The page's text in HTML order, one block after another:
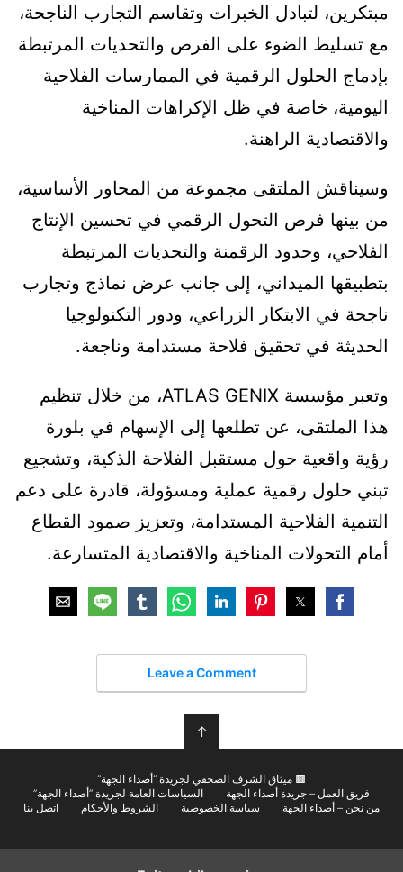
مبتكرين، لتبادل الخبرات وتقاسم التجارب الناجحة،
مع تسليط الضوء على الفرص والتحديات المرتبطة
بإدماج الحلول الرقمية في الممارسات الفلاحية
اليومية، خاصة في ظل الإكراهات المناخية
والاقتصادية الراهنة.
وسيناقش الملتقى مجموعة من المحاور الأساسية،
من بينها فرص التحول الرقمي في تحسين الإنتاج
الفلاحي، وحدود الرقمنة والتحديات المرتبطة
بتطبيقها الميداني، إلى جانب عرض نماذج وتجارب
ناجحة في الابتكار الزراعي، ودور التكنولوجيا
الحديثة في تحقيق فلاحة مستدامة وناجعة.
وتعبر مؤسسة ATLAS GENIX، من خلال تنظيم
هذا الملتقى، عن تطلعها إلى الإسهام في بلورة
رؤية واقعية حول مستقبل الفلاحة الذكية، وتشجيع
تبني حلول رقمية عملية ومسؤولة، قادرة على دعم
التنمية الفلاحية المستدامة، وتعزيز صمود القطاع
أمام التحولات المناخية والاقتصادية المتسارعة.
Leave a Comment
↑
🟫 ميثاق الشرف الصحفي لجريدة “أصداء الجهة”
فريق العمل – جريدة أصداء الجهة
السياسات العامة لجريدة “أصداء الجهة”
من نحن – أصداء الجهة
سياسة الخصوصية الشروط والأحكام اتصل بنا